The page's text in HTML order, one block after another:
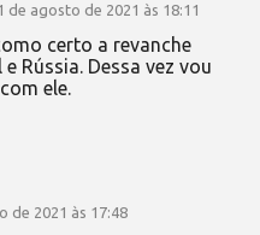
de agosto de 2021 às 18:11
certo a revanche
Rússia. Dessa vez vou
ele.
de 2021 às 17:48